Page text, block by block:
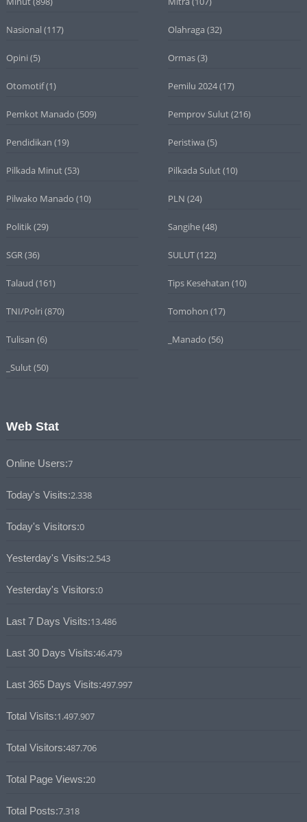
Nasional (117) Olahraga (32)
Opini (5) Ormas(3)
Otomotif(1) Pemilu 2024(17)
Pemkot Manado (509) Pemprov Sulut(216)
Pendidikan (19) Peristiwa (5)
Pilkada Minut(53) Pilkada Sulut(10)
Pilwako Manado (10) PLN (24)
Politik(29) Sangihe(48)
SGR(36) SULUT(122)
Talaud (161) Tips Kesehatan (10)
TNI/Polri (870) Tomohon (17)
Tulisan (6) _Manado (56)
_Sulut(50)
Web Stat
Online Users:7
Today's Visits:2.338
Today's Visitors:0
Yesterday's Visits:2.543
Yesterday's Visitors:0
Last 7 Days Visits:13.486
Last 30 Days Visits:46.479
Last 365 Days Visits:497.997
Total Visits:1.497.907
Total Visitors:487.706
Total Page Views:20
Total Posts:7.318